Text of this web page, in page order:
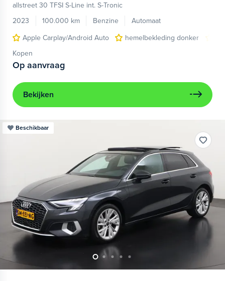
allstreet 30 TFSI S-Line int. S-Tronic
2023
100.000 km Benzine
Automaat
Apple Carplay/Android Auto
hemelbekleding donker
Kopen
Op aanvraag
Bekijken
Beschikbaar